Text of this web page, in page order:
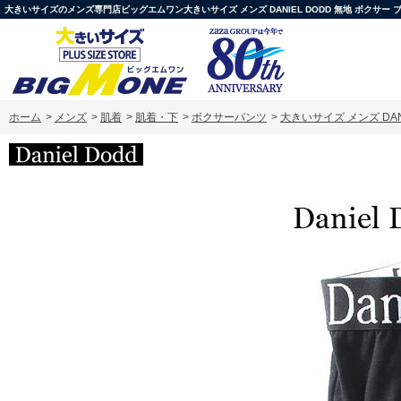
大きいサイズのメンズ専門店ビッグエムワン大きいサイズ メンズ DANIEL DODD 無地 ボクサー
ホーム > メンズ > 肌着 > 肌着・下 > ボクサーパンツ > 大きいサイズ メンズ